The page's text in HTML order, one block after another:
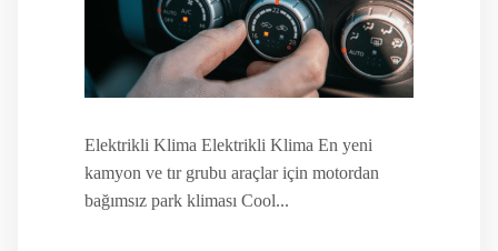
Elektrikli Klima Elektrikli Klima En yeni
kamyon ve tır grubu araçlar için motordan
bağımsız park kliması Cool...